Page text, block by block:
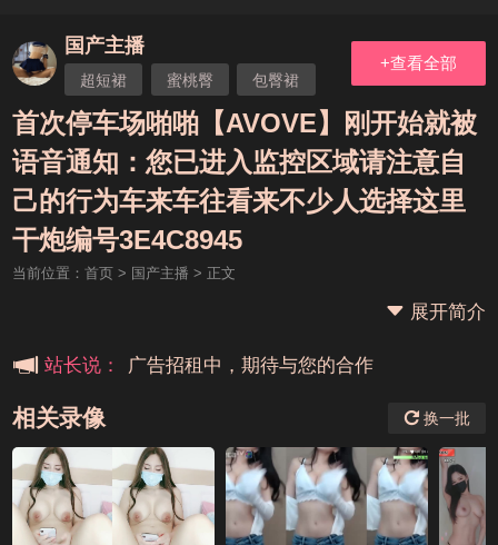
国产主播
超短裙 蜜桃臀
包臀裙
御姐
户外
+查看全部
首次停车场啪啪【AVOVE】刚开始就被
语音通知：您已进入监控区域请注意自
己的行为车来车往看来不少人选择这里
干炮编号3E4C8945
当前位置： 首页> 国产主播 > 正文
展开简介
站长说： 广告招租中，期待与您的合作
相关录像 换一批